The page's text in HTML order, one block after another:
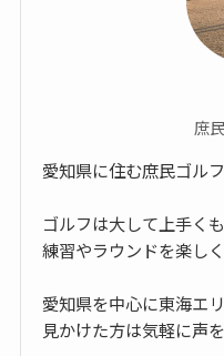
庶
愛知県に住む庶民ゴル
ゴルフは大して上手く
練習やラウンドを楽しく
愛知県を中心に東海エ
見かけた方は気軽に声